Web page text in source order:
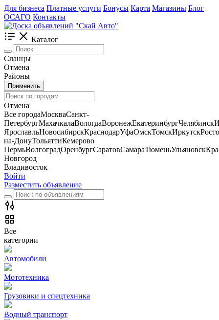
Для бизнеса Платные услуги Бонусы Карта Магазины Блог
ОСАГО Контакты
Каталог
Сланцы
Отмена
Районы
Применить
Отмена
Все городаМоскваСанкт-
ПетербургМахачкалаВологдаВоронежЕкатеринбургЧелябинск
ЯрославльНовосибирскКраснодарУфаОмскТомскИркутск
на-ДонуТольяттиКемерово
ПермьВолгоградОренбургСаратовСамараТюменьУльяновск
Новгород
Владивосток
Войти
Разместить объявление
Все
категории
Автомобили
Мототехника
Грузовики и спецтехника
Водный транспорт